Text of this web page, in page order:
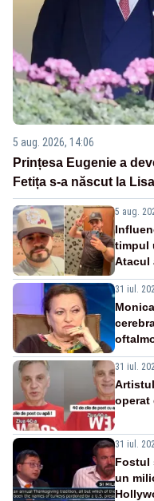
5 aug. 2026, 14:06
Prințesa Eugenie a
Fetița s-a născut la
5 aug.
timpul
Atacul
31 iul.
31 iul.
operat
31 iul.
Fostul
un